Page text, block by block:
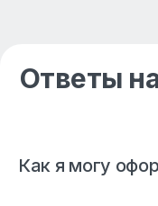
Ответы
Как я могу